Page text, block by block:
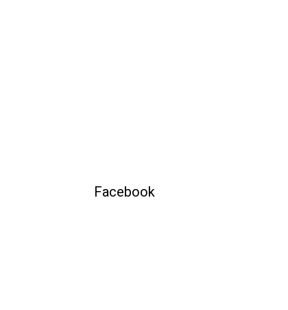
Facebook